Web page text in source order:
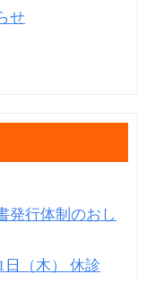
せ
発⾏体制のおし
（木） 休診